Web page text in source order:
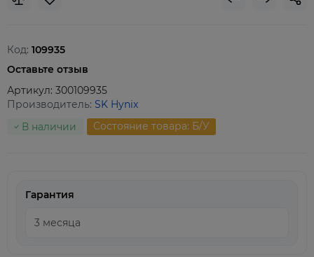
Код: 109935
Оставьте отзыв
Артикул: 300109935
Производитель: SK Hynix
В наличии
Состояние товара: Б/У
Гарантия